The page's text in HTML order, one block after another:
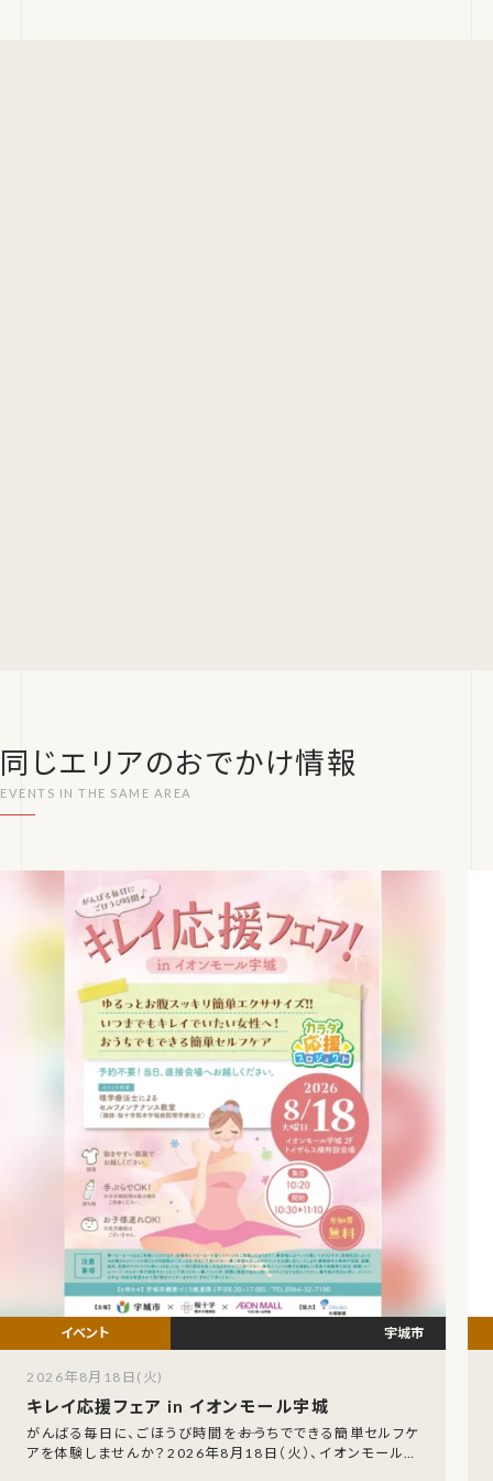
同じエリアのおでかけ情報
キレイ応援フェア in イオンモール宇城
がんばる毎日に、ごほうび時間を――おうちでできる簡単セルフケ
アを体験しませんか？2026年8月18日（火）、イオンモール宇
宇城市
2026年8月18日(火)